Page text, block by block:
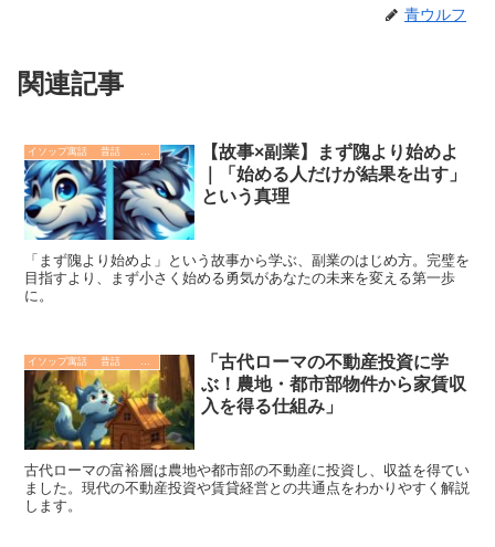
青ウルフ
関連記事
【故事×副業】まず隗より始めよ
｜「始める人だけが結果を出す」
という真理
「まず隗より始めよ」という故事から学ぶ、副業のはじめ方。完璧を
目指すより、まず小さく始める勇気があなたの未来を変える第一歩
に。
イソップ寓話 昔話 故事成語. 哲学 歴史
「古代ローマの不動産投資に学
ぶ！農地・都市部物件から家賃収
入を得る仕組み」
古代ローマの富裕層は農地や都市部の不動産に投資し、収益を得てい
ました。現代の不動産投資や賃貸経営との共通点をわかりやすく解説
します。